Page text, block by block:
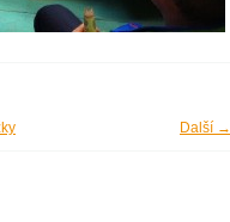
Další →